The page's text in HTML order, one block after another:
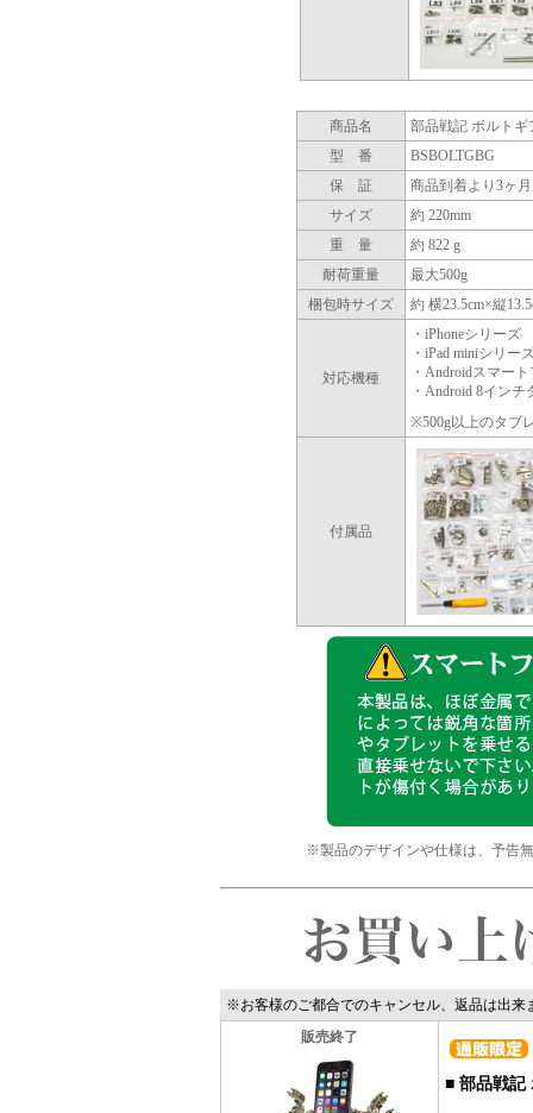
商品名
部品戦記 ボルトギ
型 番
BSBOLTGBG
保 証
商品到着より3ヶ月
サイズ
約 220mm
重 量
約 822 g
耐荷重量
最大500g
梱包時サイズ
約 横23.5cm×縦
対応機種
・iPhoneシリーズ
・iPad miniシリー
・Androidスマー
・Android 8イン
※500g以上のタブ
付属品
※製品のデザインや仕様は、予告
※お客様のご都合でのキャンセル、返品は出来
販売終了
■ 部品戦記